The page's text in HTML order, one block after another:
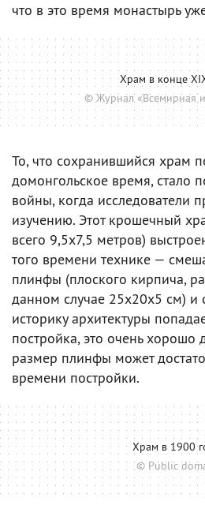
что в это время монастырь
Храм в конце
© Журнал «Всемирная
То, что сохранившийся храм
домонгольское время, стало
войны, когда исследователи
изучению. Этот крошечный
всего 9,5x7,5 метров)
того времени технике —
плинфы (плоского кирпича,
данном случае 25х20х5 см) и
историку архитектуры
постройка, это очень хорошо
размер плинфы может
времени постройки.
Храм в 1900
© Public